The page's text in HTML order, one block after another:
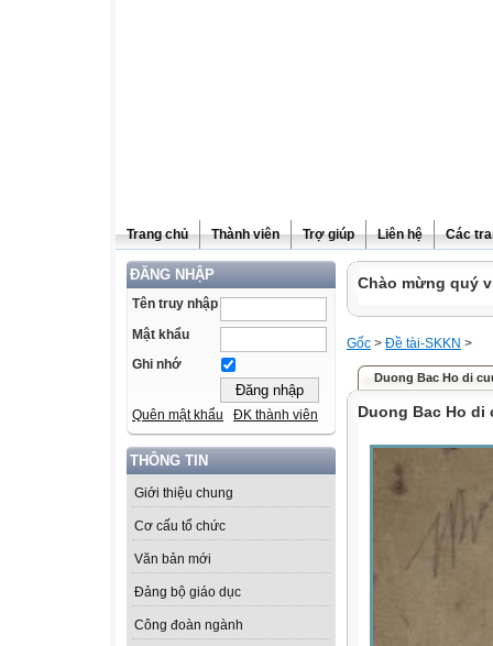
Trang chủ Thành viên Trợ giúp Liên hệ Các
ĐĂNG NHẬP
Tên truy nhập
Mật khẩu
Ghi nhớ
Quên mật khẩu ĐK thành viên
THÔNG TIN
Giới thiệu chung
Cơ cấu tổ chức
Văn bản mới
Đảng bộ giáo dục
Công đoàn ngành
Chào mừng quý
Gốc > Đề tài-SKKN >
Duong Bac Ho di
Duong Bac Ho di